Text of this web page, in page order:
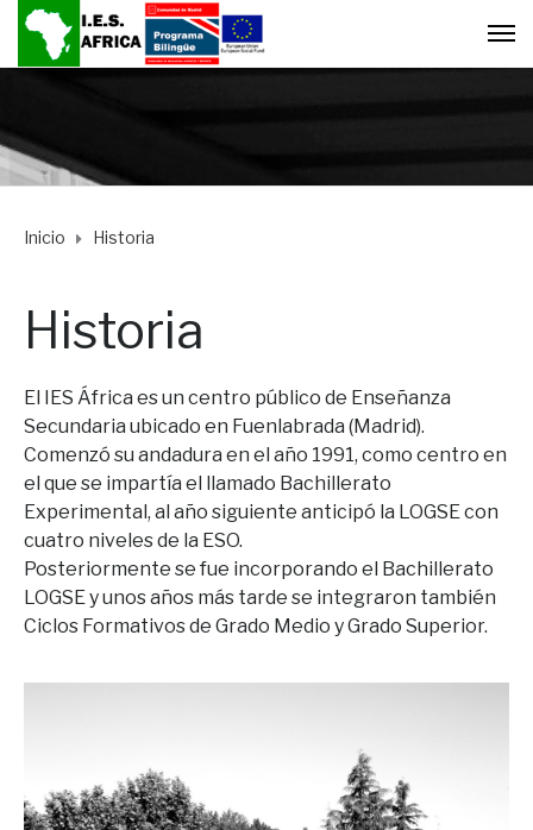
Inicio Historia
Historia
El IES África es un centro público de Enseñanza
Secundaria ubicado en Fuenlabrada (Madrid).
Comenzó su andadura en el año 1991, como centro en
el que se impartía el llamado Bachillerato
Experimental, al año siguiente anticipó la LOGSE con
cuatro niveles de la ESO.
Posteriormente se fue incorporando el Bachillerato
LOGSE y unos años más tarde se integraron también
Ciclos Formativos de Grado Medio y Grado Superior.